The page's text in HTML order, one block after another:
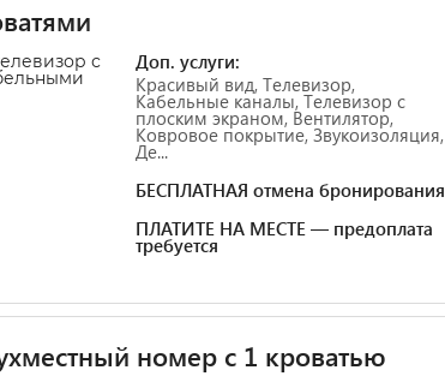
с
Доп. услуги:
Красивый вид, Телевизор,
Кабельные каналы, Телевизор с
плоским экраном, Вентилятор,
Ковровое покрытие, Звукоизоляция,
Де...
БЕСПЛАТНАЯ отмена бронирования
ПЛАТИТЕ НА МЕСТЕ — предоплата
требуется
номер с 1 кроватью